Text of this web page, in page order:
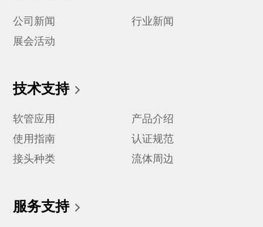
公司新闻
行业新闻
展会活动
技术支持
软管应用
产品介绍
使用指南
认证规范
接头种类
流体周边
服务支持